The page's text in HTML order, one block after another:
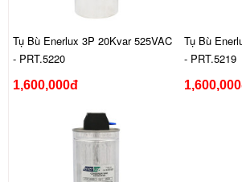
Tụ Bù Enerlux 3P 20Kvar 525VAC
- PRT.5220
1,600,000đ
Tụ Bù
- PRT.5219